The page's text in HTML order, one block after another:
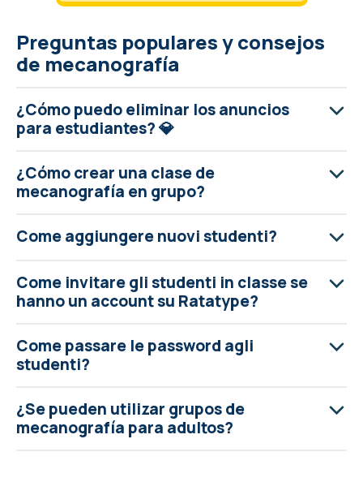
Preguntas populares y consejos
de mecanografía
¿Cómo puedo eliminar los anuncios
para estudiantes? 💎
¿Cómo crear una clase de
mecanografía en grupo?
Come aggiungere nuovi studenti?
Come invitare gli studenti in classe se
hanno un account su Ratatype?
Come passare le password agli
studenti?
¿Se pueden utilizar grupos de
mecanografía para adultos?